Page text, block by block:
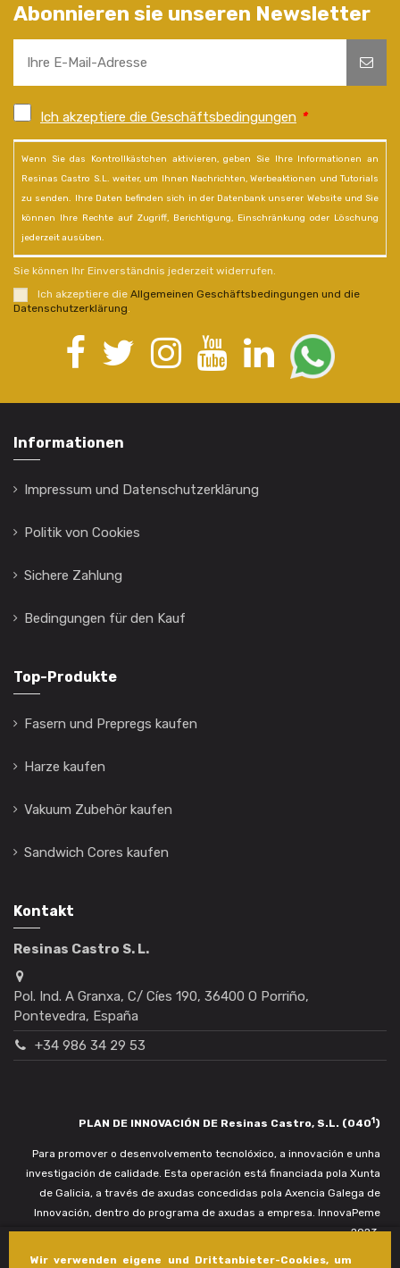
Wir verwenden eigene und Drittanbieter-Cookies, um
Abonnieren sie unseren Newsletter
Ich akzeptiere die Geschäftsbedingungen *
Wenn Sie das Kontrollkästchen aktivieren, geben Sie Ihre Informationen an
Resinas Castro S.L. weiter, um Ihnen Nachrichten, Werbeaktionen und Tutorials
zu senden. Ihre Daten befinden sich in der Datenbank unserer Website und Sie
können Ihre Rechte auf Zugriff, Berichtigung, Einschränkung oder Löschung
jederzeit ausüben.
Sie können Ihr Einverständnis jederzeit widerrufen.
Ich akzeptiere die Allgemeinen Geschäftsbedingungen und die
Datenschutzerklärung
Informationen
Impressum und Datenschutzerklärung
Politik von Cookies
Sichere Zahlung
Bedingungen für den Kauf
Top-Produkte
Fasern und Prepregs kaufen
Harze kaufen
Vakuum Zubehör kaufen
Sandwich Cores kaufen
Kontakt
Resinas Castro S. L.
Pol. Ind. A Granxa, C/ Cíes 190, 36400 O Porriño,
Pontevedra, España
+34 986 34 29 53
PLAN DE INNOVACIÓN DE Resinas Castro, S.L. (0401)
Para promover o desenvolvemento tecnolóxico, a innovación e unha
investigación de calidade. Esta operación está financiada pola Xunta
de Galicia, a través de axudas concedidas pola Axencia Galega de
Innovación, dentro do programa de axudas a empresa. InnovaPeme
2023.